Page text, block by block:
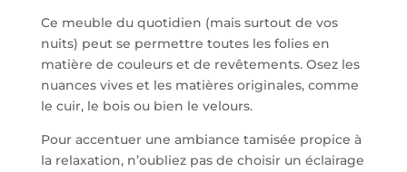
Ce meuble du quotidien (mais surtout de vos
nuits) peut se permettre toutes les folies en
matière de couleurs et de revêtements. Osez les
nuances vives et les matières originales, comme
le cuir, le bois ou bien le velours.
Pour accentuer une ambiance tamisée propice à
la relaxation, n’oubliez pas de choisir un éclairage